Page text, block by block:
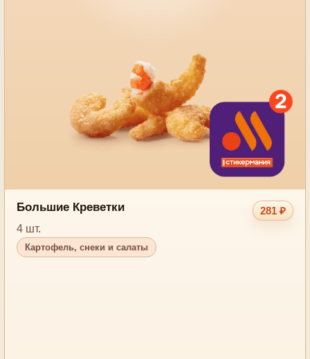
Большие Креветки
281 ₽
4 шт.
Картофель, снеки и салаты